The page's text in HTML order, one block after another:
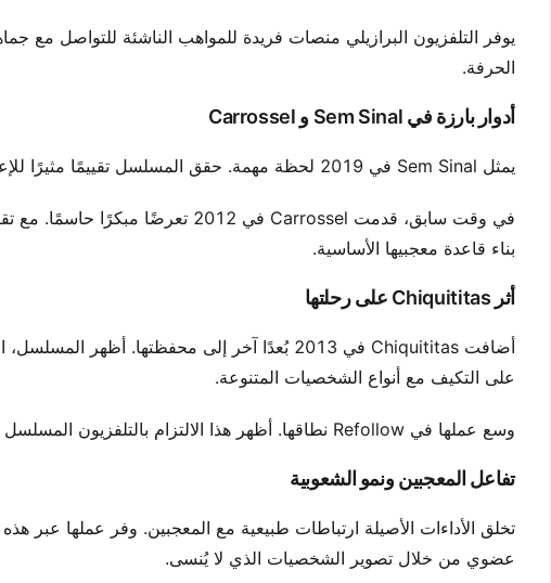
يوفر التلفزيون البرازيلي منصات فريدة للمواهب الناشئة للتواصل
الحرفة.
أدوار بارزة في Sem Sinal و Carrossel
يمثل Sem Sinal في 2019 لحظة مهمة. حقق المسلسل تقييمًا مثيرًا للإعجاب قدره 8.8. أظهر قدرتها على التعامل مع السرد المعاصر بعمق.
بناء قاعدة معجبيها الأساسية.
أثر Chiquititas على رحلتها
على التكيف مع أنواع الشخصيات المتنوعة.
وسع عملها في Refollow نطاقها. أظهر هذا الالتزام بالتلفزيون المسلسل تناسقًا مهنيًا. ساهم كل مشروع في تطورها الفني.
تفاعل المعجبين ونمو الشعوبية
تخلق الأداءات الأصيلة ارتباطات طبيعية مع المعجبين. وفر عملها
عضوي من خلال تصوير الشخصيات الذي لا يُنسى.